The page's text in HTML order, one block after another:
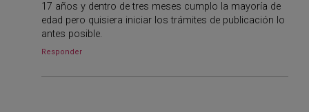
17 años y dentro de tres meses cumplo la mayoría de
edad pero quisiera iniciar los trámites de publicación lo
antes posible.
Responder